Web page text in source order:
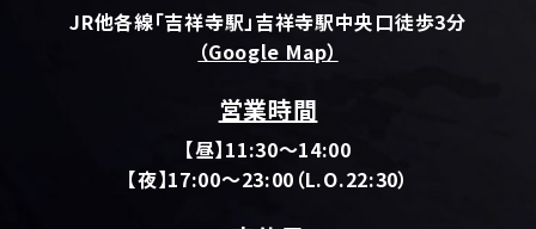
JR他各線「吉祥寺駅」吉祥寺駅中央口徒歩3分
（Google Map）
営業時間
【昼】11:30～14:00
【夜】17:00～23:00（L.O.22:30）